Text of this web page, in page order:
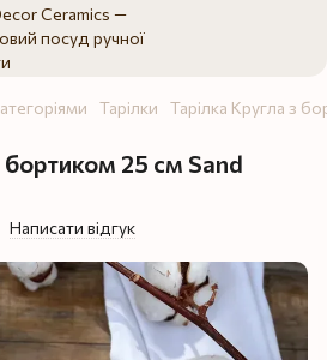
Тарілки Тарілка Кругла з
бортиком 25 см Sand
Написати відгук